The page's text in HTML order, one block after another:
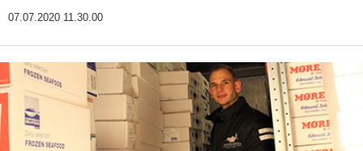
07.07.2020 11.30.00